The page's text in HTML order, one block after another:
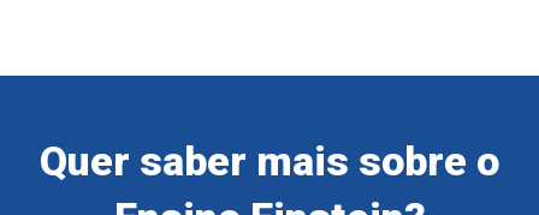
Quer saber mais sobre o